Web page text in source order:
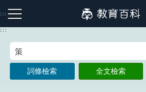
到
主
:::
注音索引圖示 筆畫索引圖示
:::
詞條檢索 全文檢索